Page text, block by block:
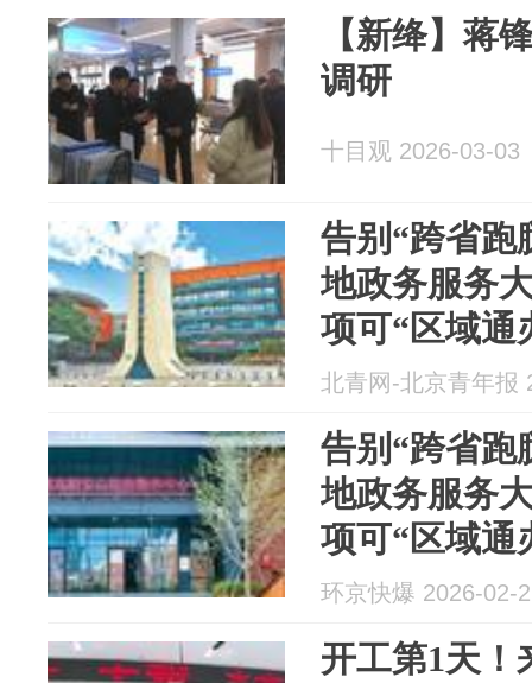
【新绛】蒋
调研
十目观 2026-03-03
告别“跨省跑
地政务服务
项可“区域通
北青网-北京青年报
告别“跨省跑
地政务服务
项可“区域通
环京快爆 2026-02-
开工第1天！